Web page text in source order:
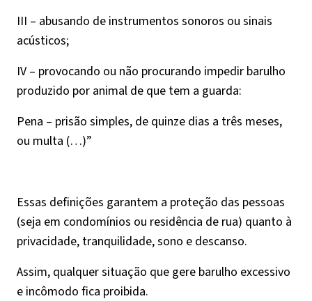
III – abusando de instrumentos sonoros ou sinais
acústicos;
IV – provocando ou não procurando impedir barulho
produzido por animal de que tem a guarda:
Pena – prisão simples, de quinze dias a três meses,
ou multa (…)”
Essas definições garantem a proteção das pessoas
(seja em condomínios ou residência de rua) quanto à
privacidade, tranquilidade, sono e descanso.
Assim, qualquer situação que gere barulho excessivo
e incômodo fica proibida.